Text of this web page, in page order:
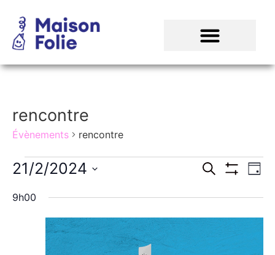
rencontre
Évènements rencontre
et
de
Recherche
Jour
21/2/2024
une
date.
9h00